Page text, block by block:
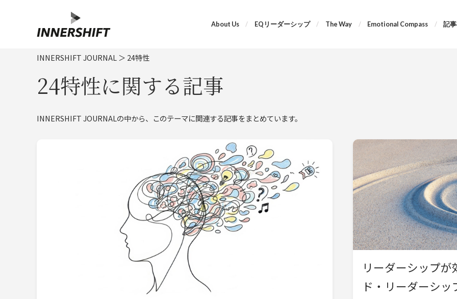
About Us EQリーダーシップ The Way Emotional Compass 記
INNERSHIFT JOURNAL ＞ 24特性
24特性に関する記事
INNERSHIFT JOURNALの中から、このテーマに関連する記事をまとめています。
リーダーシップ
ド・リーダーシッ